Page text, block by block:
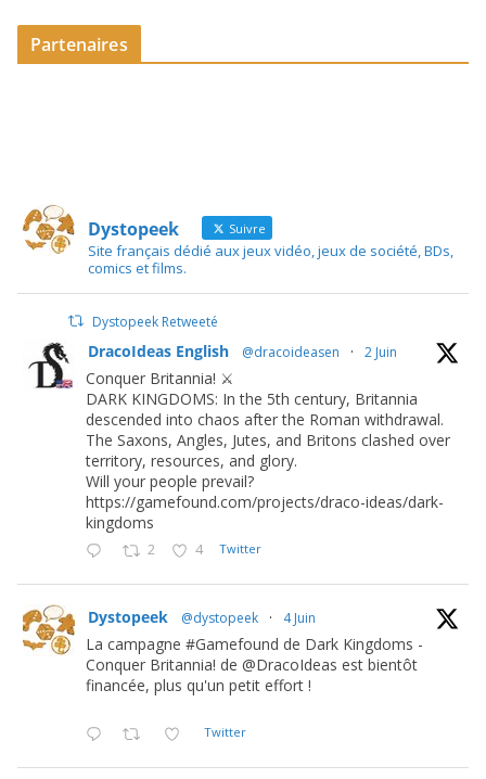
Partenaires
Dystopeek Suivre
Site français dédié aux jeux vidéo, jeux de société, BDs,
comics et films.
Dystopeek Retweeté
DracoIdeas English @dracoideasen · 2 Juin
Conquer Britannia! ⚔️
DARK KINGDOMS: In the 5th century, Britannia
descended into chaos after the Roman withdrawal.
The Saxons, Angles, Jutes, and Britons clashed over
territory, resources, and glory.
Will your people prevail?
https://gamefound.com/projects/draco-ideas/dark-
kingdoms
2 4 Twitter
Dystopeek @dystopeek · 4 Juin
La campagne #Gamefound de Dark Kingdoms -
Conquer Britannia! de @DracoIdeas est bientôt
financée, plus qu'un petit effort !
Twitter